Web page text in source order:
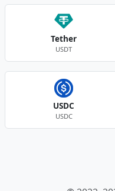
Tether
USDT
USDC
USDC